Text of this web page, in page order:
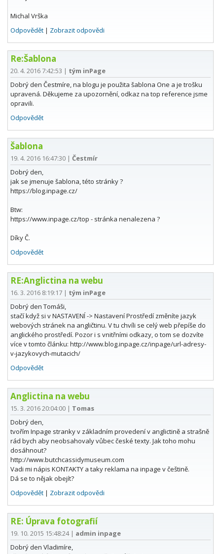
Michal Vrška
Odpovědět | Zobrazit odpovědi
Re:Šablona
20. 4. 2016 7:42:53 | tým inPage
Dobrý den Čestmíre, na blogu je použita šablona One a je trošku
upravená. Děkujeme za upozornění, odkaz na top reference jsme
opravili.
Odpovědět
Šablona
19. 4. 2016 16:47:30 | Čestmír
Dobrý den,
jak se jmenuje šablona, této stránky ?
https://blog.inpage.cz/
Btw:
https://www.inpage.cz/top - stránka nenalezena ?
Díky Č.
Odpovědět
RE:Anglictina na webu
16. 3. 2016 8:19:17 | tým inPage
Dobrý den Tomáši,
stačí když si v NASTAVENÍ -> Nastavení Prostředí změníte jazyk
webových stránek na angličtinu. V tu chvíli se celý web přepíše do
anglického prostředí. Pozor i s vnitřními odkazy, o tom se dozvíte
více v tomto článku: http://www.blog.inpage.cz/inpage/url-adresy-
v-jazykovych-mutacich/
Odpovědět
Anglictina na webu
15. 3. 2016 20:04:00 | Tomas
Dobrý den,
tvořím Inpage stranky v základním provedení v anglictině a strašně
rád bych aby neobsahovaly vůbec české texty. Jak toho mohu
dosáhnout?
http://www.butchcassidymuseum.com
Vadi mi nápis KONTAKTY a taky reklama na inpage v češtině.
Dá se to nějak obejít?
Odpovědět | Zobrazit odpovědi
RE: Úprava fotografií
19. 10. 2015 15:48:24 | admin inpage
Dobrý den Vladimíre,